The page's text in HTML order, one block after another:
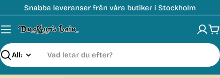
till
innehåll
Snabba leveranser från våra butiker i Stockholm
Sök